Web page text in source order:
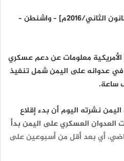
مارب برس [الثلاثاء 19/يناير – كانون الثاني/2016م] – واشنطن –
معلومات عن دعم عسكري
في عدوانه على اليمن شمل تنفيذ
نشرته اليوم أن بدء إقلاع
العدوان العسكري على اليمن بدأ
أي بعد أقل من أسبوعين على